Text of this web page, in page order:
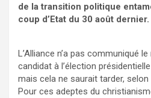
de la transition politique
coup d’Etat du 30 août dernier.
L’Alliance n’a pas communiqué
candidat à l’élection
mais cela ne saurait tarder, selon
Pour ces adeptes du